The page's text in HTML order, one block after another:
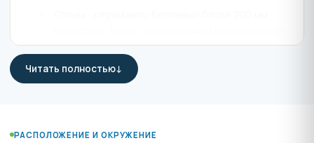
кирпич 120 мм
Кровля - металлочерепица
Отделка дома - white box
Водоснабжение - скважина центральная 220 м
Читать полностью
РАСПОЛОЖЕНИЕ И ОКРУЖЕНИЕ